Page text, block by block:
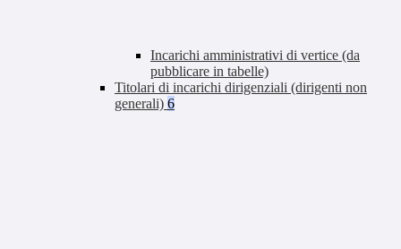
Incarichi amministrativi di vertice (da
pubblicare in tabelle)
Titolari di incarichi dirigenziali (dirigenti non
generali) 6